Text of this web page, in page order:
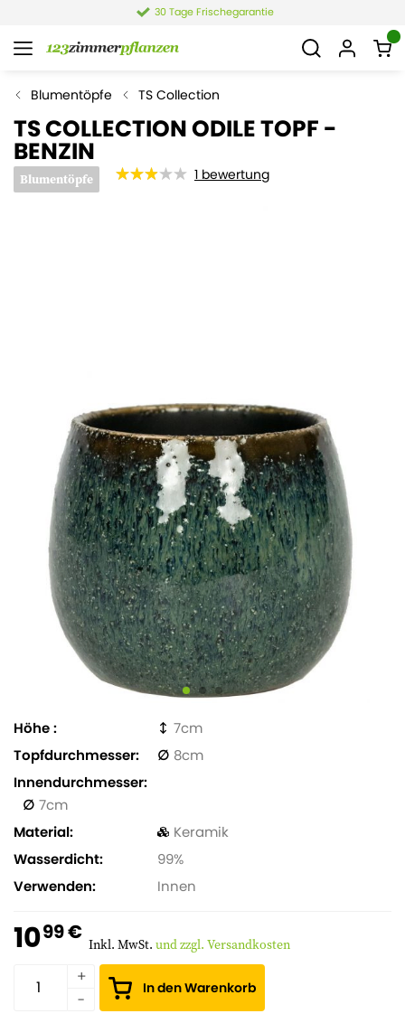
30 Tage Frischegarantie
Blumentöpfe TS Collection
TS COLLECTION ODILE TOPF -
BENZIN
Blumentöpfe 1 bewertung
Höhe
7
Topfdurchmesser
8
Innendurchmesser
7
Material
Keramik
Wasserdicht
99%
Verwenden
Innen
1099 € Inkl. MwSt. und zzgl. Versandkosten
In den Warenkorb